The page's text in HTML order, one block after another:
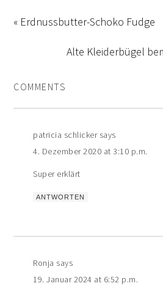
« Erdnussbutter-Schoko Fudge
Alte Kleiderbügel
COMMENTS
patricia schlicker says
4. Dezember 2020 at 3:10 p.m.
Super erklärt
ANTWORTEN
Ronja says
19. Januar 2024 at 6:52 p.m.